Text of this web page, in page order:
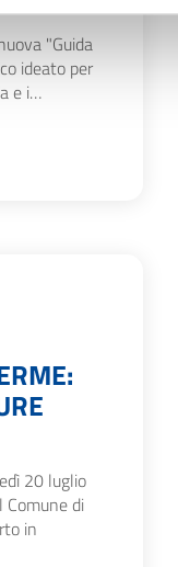
"Guida
ideato per
e i…
20 luglio
di
in